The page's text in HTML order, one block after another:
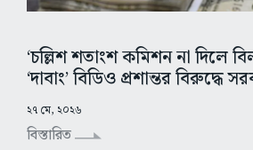
‘চল্লিশ শতাংশ কমিশন না দিলে
‘দাবাং’ বিডিও প্রশান্তর বিরুদ্ধে
২৭ মে, ২০২৬
বিস্তারিত